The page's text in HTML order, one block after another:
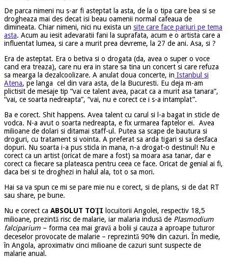
De parca nimeni nu s-ar fi asteptat la asta, de la o tipa care bea si se
drogheaza mai des decat isi beau oamenii normal cafeaua de
dimineata. Chiar nimeni, nici nu exista un site care face pariuri pe tema
asta. Acum au iesit adevaratii fani la suprafata, acum e o artista care a
influentat lumea, si care a murit prea devreme, la 27 de ani. Asa, si ?
Era de asteptat. Era o betiva si o drogata (da, avea o super o voce
cand era treaza), care nu era in stare sa tina un concert si care refuza
sa mearga la dezalcoolizare. A anulat doua concerte, in Istanbul si
Atena, pe langa cel din vara asta, de la Bucuresti. Eu deja m-am
plictisit de mesaje tip “vai ce talent avea, pacat ca a murit asa tanara”,
“vai, ce soarta nedreapta”, “vai, nu e corect ce i s-a intamplat”.
Ba e corect. Shit happens. Avea talent cu carul si l-a bagat in sticle de
vodca. N-a avut o soarta nedreapta, e fix urmarea faptelor ei. Avea
milioane de dolari si ditamai staff-ul. Putea sa scape de bautura si
droguri, cu tratament si vointa. A preferat sa arda tigari si sa desfaca
dopuri. Nu soarta i-a pus sticla in mana, n-a drogat-o destinul! Nu e
corect ca un artist (oricat de mare a fost) sa moara asa tanar, dar e
corect ca fiecare sa plateasca pentru ceea ce face. Oricat de genial ai fi,
daca bei si te droghezi in halul ala, tot o sa mori.
Hai sa va spun ce mi se pare mie nu e corect, si de plans, si de dat RT
sau share, pe bune.
Nu e corect ca ABSOLUT TOŢI locuitorii Angolei, respectiv 18,5
milioane, prezintă risc de malarie, iar malaria indusă de Plasmodium
falciparium – forma cea mai gravă a bolii şi cauza a aproape tuturor
deceselor provocate de malarie – reprezintă 90% din cazuri. În medie,
în Angola, aproximativ cinci milioane de cazuri sunt suspecte de
malarie anual.